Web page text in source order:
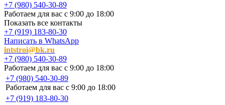
+7 (980) 540-30-89
Работаем для вас с 9:00 до 18:00
Показать все контакты
+7 (919) 183-80-30
Написать в WhatsApp
intstroi@bk.ru
+7 (980) 540-30-89
Работаем для вас с 9:00 до 18:00
+7 (980) 540-30-89
Работаем для вас с 9:00 до 18:00
+7 (919) 183-80-30